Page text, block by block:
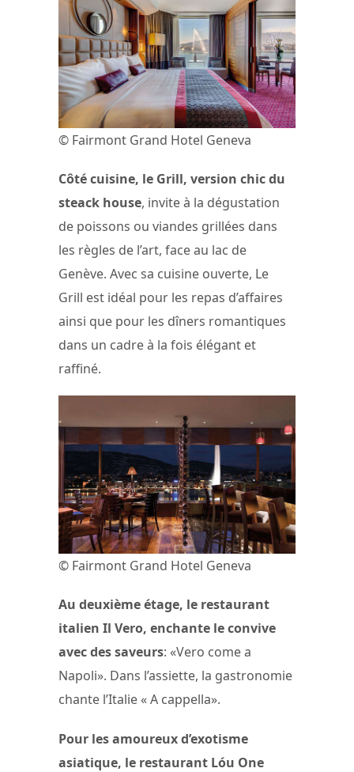
© Fairmont Grand Hotel Geneva
Côté cuisine, le Grill, version chic du
steack house, invite à la dégustation
de poissons ou viandes grillées dans
les règles de l’art, face au lac de
Genève. Avec sa cuisine ouverte, Le
Grill est idéal pour les repas d’affaires
ainsi que pour les dîners romantiques
dans un cadre à la fois élégant et
raffiné.
© Fairmont Grand Hotel Geneva
Au deuxième étage, le restaurant
italien Il Vero, enchante le convive
avec des saveurs: «Vero come a
Napoli». Dans l’assiette, la gastronomie
chante l’Italie « A cappella».
Pour les amoureux d’exotisme
asiatique, le restaurant Lóu One